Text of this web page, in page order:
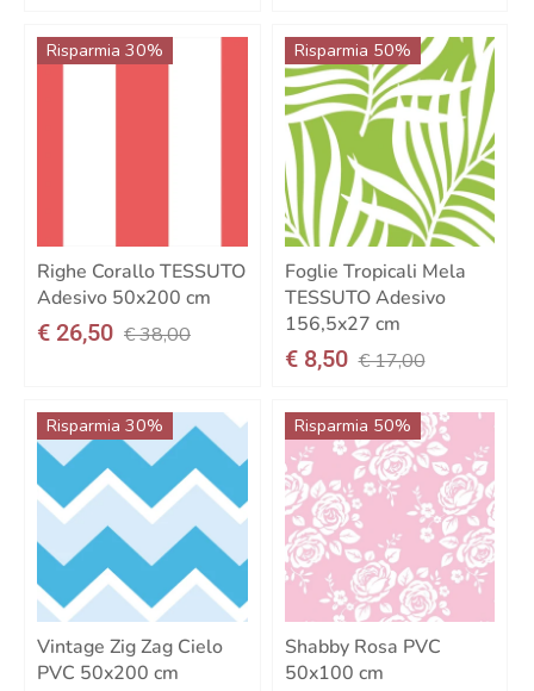
Risparmia 30%
Righe Corallo TESSUTO
Adesivo 50x200 cm
€ 26,50 € 38,00
Risparmia 50%
Foglie Tropicali Mela
TESSUTO Adesivo
156,5x27 cm
€ 8,50 € 17,00
Risparmia 30%
Vintage Zig Zag Cielo
PVC 50x200 cm
Risparmia 50%
Shabby Rosa PVC
50x100 cm